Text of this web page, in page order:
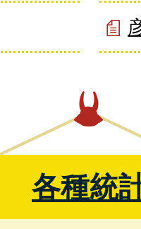
各種統